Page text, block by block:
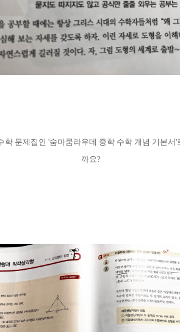
학 문제집인 '숨마쿰라우데 중학 수학 개념 기본서'
까요?